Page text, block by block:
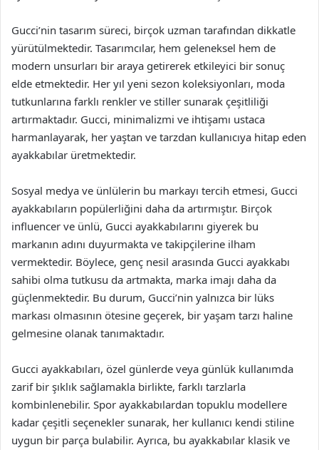
Gucci’nin tasarım süreci, birçok uzman tarafından dikkatle
yürütülmektedir. Tasarımcılar, hem geleneksel hem de
modern unsurları bir araya getirerek etkileyici bir sonuç
elde etmektedir. Her yıl yeni sezon koleksiyonları, moda
tutkunlarına farklı renkler ve stiller sunarak çeşitliliği
artırmaktadır. Gucci, minimalizmi ve ihtişamı ustaca
harmanlayarak, her yaştan ve tarzdan kullanıcıya hitap eden
ayakkabılar üretmektedir.
Sosyal medya ve ünlülerin bu markayı tercih etmesi, Gucci
ayakkabıların popülerliğini daha da artırmıştır. Birçok
influencer ve ünlü, Gucci ayakkabılarını giyerek bu
markanın adını duyurmakta ve takipçilerine ilham
vermektedir. Böylece, genç nesil arasında Gucci ayakkabı
sahibi olma tutkusu da artmakta, marka imajı daha da
güçlenmektedir. Bu durum, Gucci’nin yalnızca bir lüks
markası olmasının ötesine geçerek, bir yaşam tarzı haline
gelmesine olanak tanımaktadır.
Gucci ayakkabıları, özel günlerde veya günlük kullanımda
zarif bir şıklık sağlamakla birlikte, farklı tarzlarla
kombinlenebilir. Spor ayakkabılardan topuklu modellere
kadar çeşitli seçenekler sunarak, her kullanıcı kendi stiline
uygun bir parça bulabilir. Ayrıca, bu ayakkabılar klasik ve